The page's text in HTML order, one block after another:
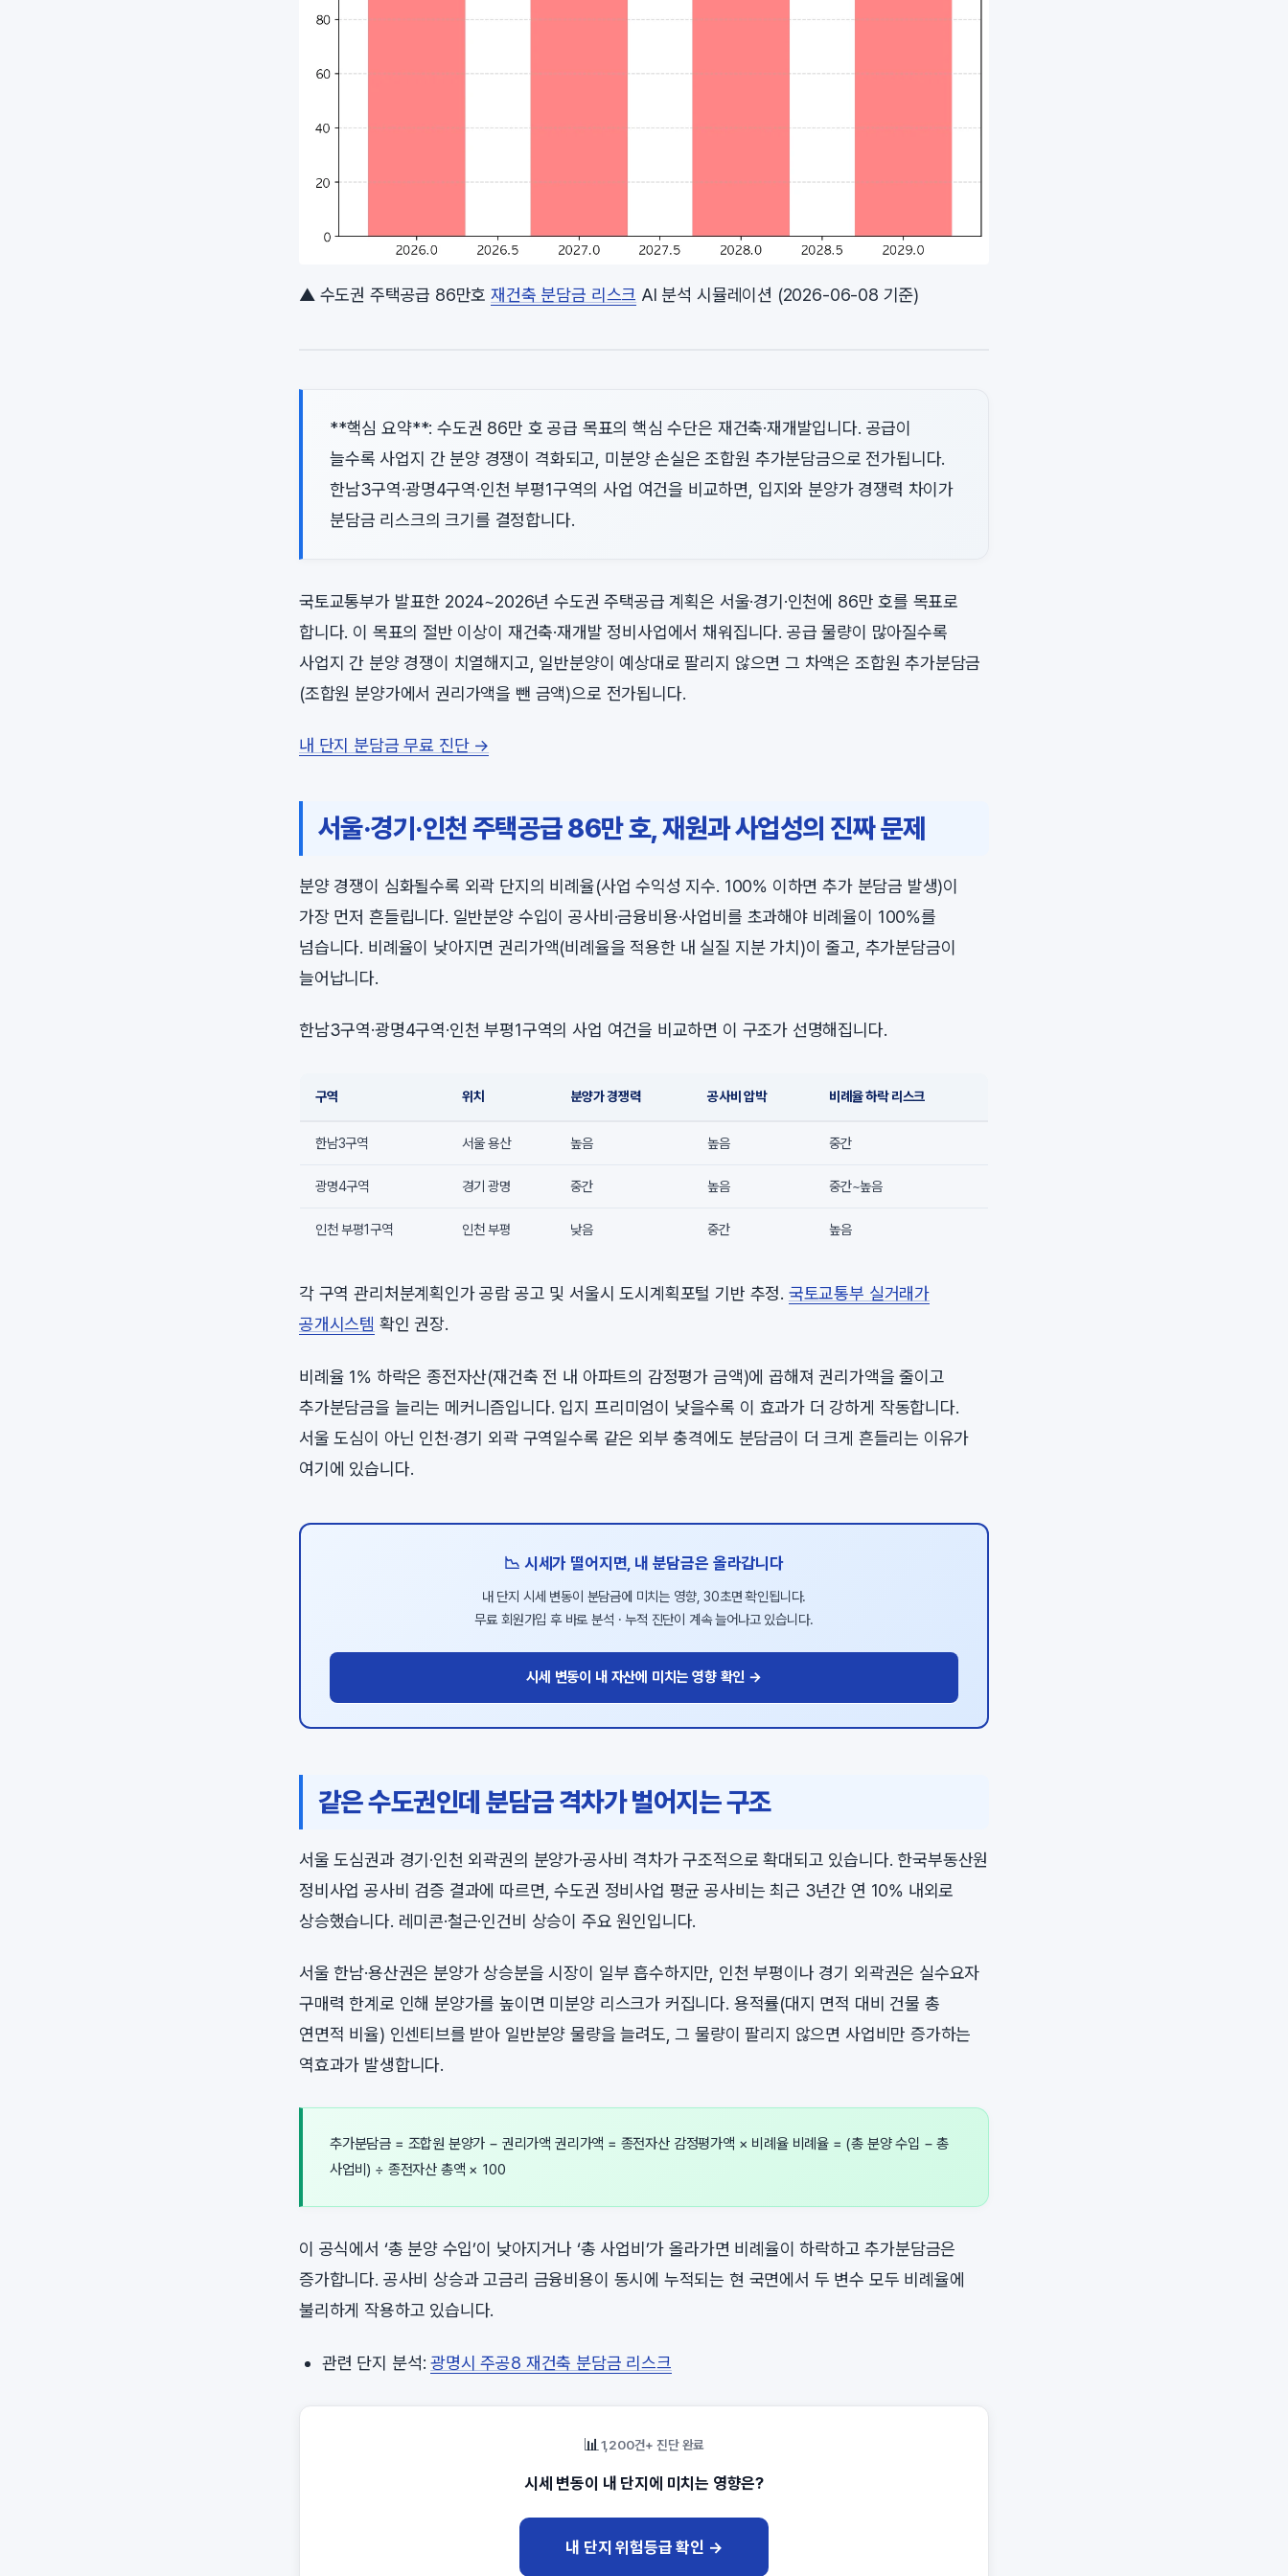
▲ 수도권 주택공급 86만호재건축 분담금 리스크 AI 분석 시뮬레이션 (2026-06-08 기준)
**핵심 요약**: 수도권 86만 호 공급 목표의 핵심 수단은 재건축·재개발입니다. 공급이
늘수록 사업지 간 분양 경쟁이 격화되고, 미분양 손실은 조합원 추가분담금으로 전가됩니다.
한남3구역·광명4구역·인천 부평1구역의 사업 여건을 비교하면, 입지와 분양가 경쟁력 차이가
분담금 리스크의 크기를 결정합니다.
국토교통부가 발표한 2024~2026년 수도권 주택공급 계획은 서울·경기·인천에 86만 호를 목표로
합니다. 이 목표의 절반 이상이 재건축·재개발 정비사업에서 채워집니다. 공급 물량이 많아질수록
사업지 간 분양 경쟁이 치열해지고, 일반분양이 예상대로 팔리지 않으면 그 차액은 조합원 추가분담금
(조합원 분양가에서 권리가액을 뺀 금액)으로 전가됩니다.
내 단지 분담금 무료 진단 →
서울·경기·인천 주택공급 86만 호, 재원과 사업성의 진짜 문제
분양 경쟁이 심화될수록 외곽 단지의 비례율(사업 수익성 지수. 100% 이하면 추가 분담금 발생)이
가장 먼저 흔들립니다. 일반분양 수입이 공사비·금융비용·사업비를 초과해야 비례율이 100%를
넘습니다. 비례율이 낮아지면 권리가액(비례율을 적용한 내 실질 지분 가치)이 줄고, 추가분담금이
늘어납니다.
한남3구역·광명4구역·인천 부평1구역의 사업 여건을 비교하면 이 구조가 선명해집니다.
구역 위치 분양가 경쟁력 공사비 압박 비례율 하락 리스크
한남3구역 서울 용산 높음 높음 중간
광명4구역 경기 광명 중간 높음 중간~높음
인천 부평1구역 인천 부평 낮음 중간 높음
각 구역 관리처분계획인가 공람 공고 및 서울시 도시계획포털 기반 추정. 국토교통부 실거래가
공개시스템 확인 권장.
비례율 1% 하락은 종전자산(재건축 전 내 아파트의 감정평가 금액)에 곱해져 권리가액을 줄이고
추가분담금을 늘리는 메커니즘입니다. 입지 프리미엄이 낮을수록 이 효과가 더 강하게 작동합니다.
서울 도심이 아닌 인천·경기 외곽 구역일수록 같은 외부 충격에도 분담금이 더 크게 흔들리는 이유가
여기에 있습니다.
📉 시세가 떨어지면, 내 분담금은 올라갑니다
내 단지 시세 변동이 분담금에 미치는 영향, 30초면 확인됩니다.
무료 회원가입 후 바로 분석 · 누적 진단이 계속 늘어나고 있습니다.
시세 변동이 내 자산에 미치는 영향 확인 →
같은 수도권인데 분담금 격차가 벌어지는 구조
서울 도심권과 경기·인천 외곽권의 분양가·공사비 격차가 구조적으로 확대되고 있습니다. 한국부동산원
정비사업 공사비 검증 결과에 따르면, 수도권 정비사업 평균 공사비는 최근 3년간 연 10% 내외로
상승했습니다. 레미콘·철근·인건비 상승이 주요 원인입니다.
서울 한남·용산권은 분양가 상승분을 시장이 일부 흡수하지만, 인천 부평이나 경기 외곽권은 실수요자
구매력 한계로 인해 분양가를 높이면 미분양 리스크가 커집니다. 용적률(대지 면적 대비 건물 총
연면적 비율) 인센티브를 받아 일반분양 물량을 늘려도, 그 물량이 팔리지 않으면 사업비만 증가하는
역효과가 발생합니다.
추가분담금 = 조합원 분양가 − 권리가액 권리가액 = 종전자산 감정평가액 × 비례율 비례율 = (총 분양 수입 − 총
사업비) ÷ 종전자산 총액 × 100
이 공식에서 ‘총 분양 수입’이 낮아지거나 ‘총 사업비’가 올라가면 비례율이 하락하고 추가분담금은
증가합니다. 공사비 상승과 고금리 금융비용이 동시에 누적되는 현 국면에서 두 변수 모두 비례율에
불리하게 작용하고 있습니다.
관련 단지 분석:광명시 주공8 재건축 분담금 리스크
📊1,200건+ 진단 완료
시세 변동이 내 단지에 미치는 영향은?
내 단지 위험등급 확인 →